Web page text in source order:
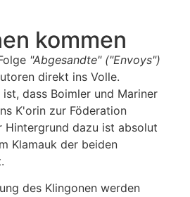
kommen
"Abgesandte" ("Envoys")
direkt ins Volle.
dass Boimler und Mariner
K'orin zur Föderation
Hintergrund dazu ist absolut
Klamauk der beiden
des Klingonen werden